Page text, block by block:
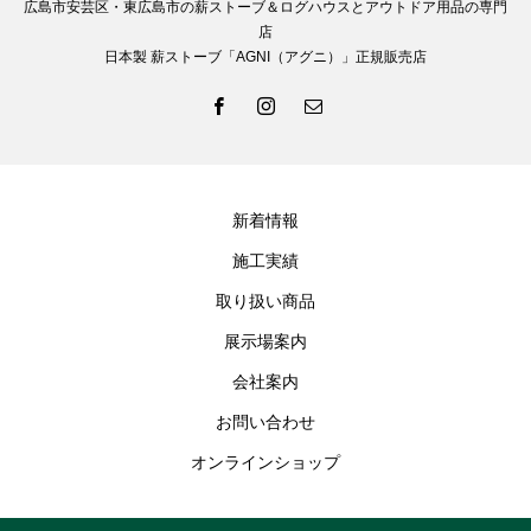
広島市安芸区・東広島市の薪ストーブ＆ログハウスとアウトドア用品の専門
店
日本製 薪ストーブ「AGNI（アグニ）」正規販売店
新着情報
施工実績
取り扱い商品
展示場案内
会社案内
お問い合わせ
オンラインショップ